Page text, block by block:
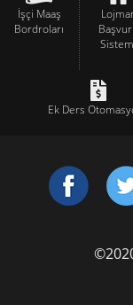
İşçi Maaş
Bordroları
Ek Ders